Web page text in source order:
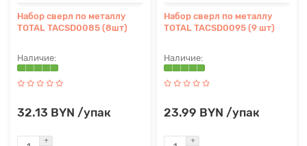
Набор сверл по металлу
TOTAL TACSD0085 (8шт)
32.13 BYN /упак
Набор сверл по металлу
TOTAL TACSD0095 (9 шт)
23.99 BYN /упак